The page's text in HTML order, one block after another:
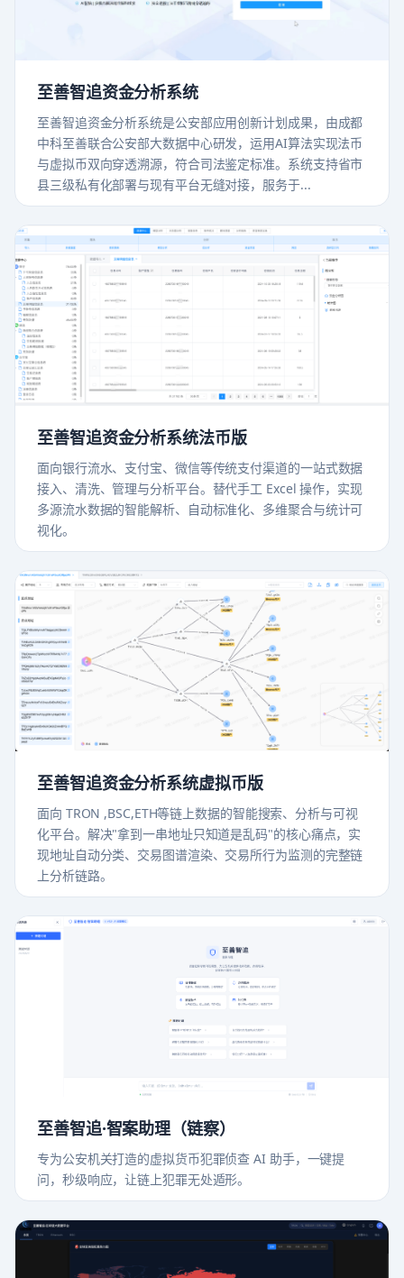
至善智追资金分析系统
至善智追资金分析系统是公安部应用创新计划成果，由成都
中科至善联合公安部大数据中心研发，运用AI算法实现法币
与虚拟币双向穿透溯源，符合司法鉴定标准。系统支持省市
县三级私有化部署与现有平台无缝对接，服务于...
至善智追资金分析系统法币版
面向银行流水、支付宝、微信等传统支付渠道的一站式数据
接入、清洗、管理与分析平台。替代手工 Excel 操作，实现
多源流水数据的智能解析、自动标准化、多维聚合与统计可
视化。
至善智追资金分析系统虚拟币版
面向 TRON ,BSC,ETH等链上数据的智能搜索、分析与可视
化平台。解决"拿到一串地址只知道是乱码"的核心痛点，实
现地址自动分类、交易图谱渲染、交易所行为监测的完整链
上分析链路。
至善智追·智案助理（链察）
专为公安机关打造的虚拟货币犯罪侦查 AI 助手，一键提
问，秒级响应，让链上犯罪无处遁形。